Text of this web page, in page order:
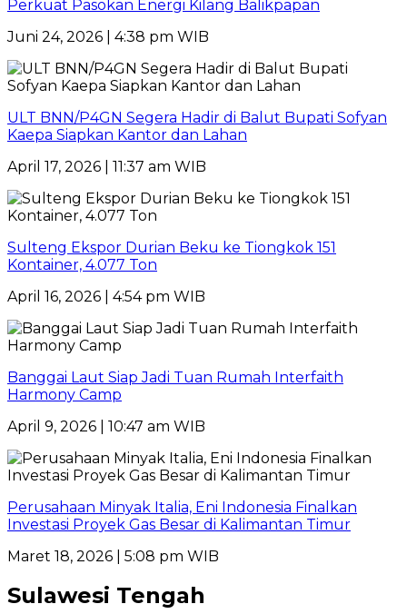
Perkuat Pasokan Energi Kilang Balikpapan
Juni 24, 2026 | 4:38 pm WIB
ULT BNN/P4GN Segera Hadir di Balut Bupati Sofyan
Kaepa Siapkan Kantor dan Lahan
April 17, 2026 | 11:37 am WIB
Sulteng Ekspor Durian Beku ke Tiongkok 151
Kontainer, 4.077 Ton
April 16, 2026 | 4:54 pm WIB
Banggai Laut Siap Jadi Tuan Rumah Interfaith
Harmony Camp
April 9, 2026 | 10:47 am WIB
Perusahaan Minyak Italia, Eni Indonesia Finalkan
Investasi Proyek Gas Besar di Kalimantan Timur
Maret 18, 2026 | 5:08 pm WIB
Sulawesi Tengah